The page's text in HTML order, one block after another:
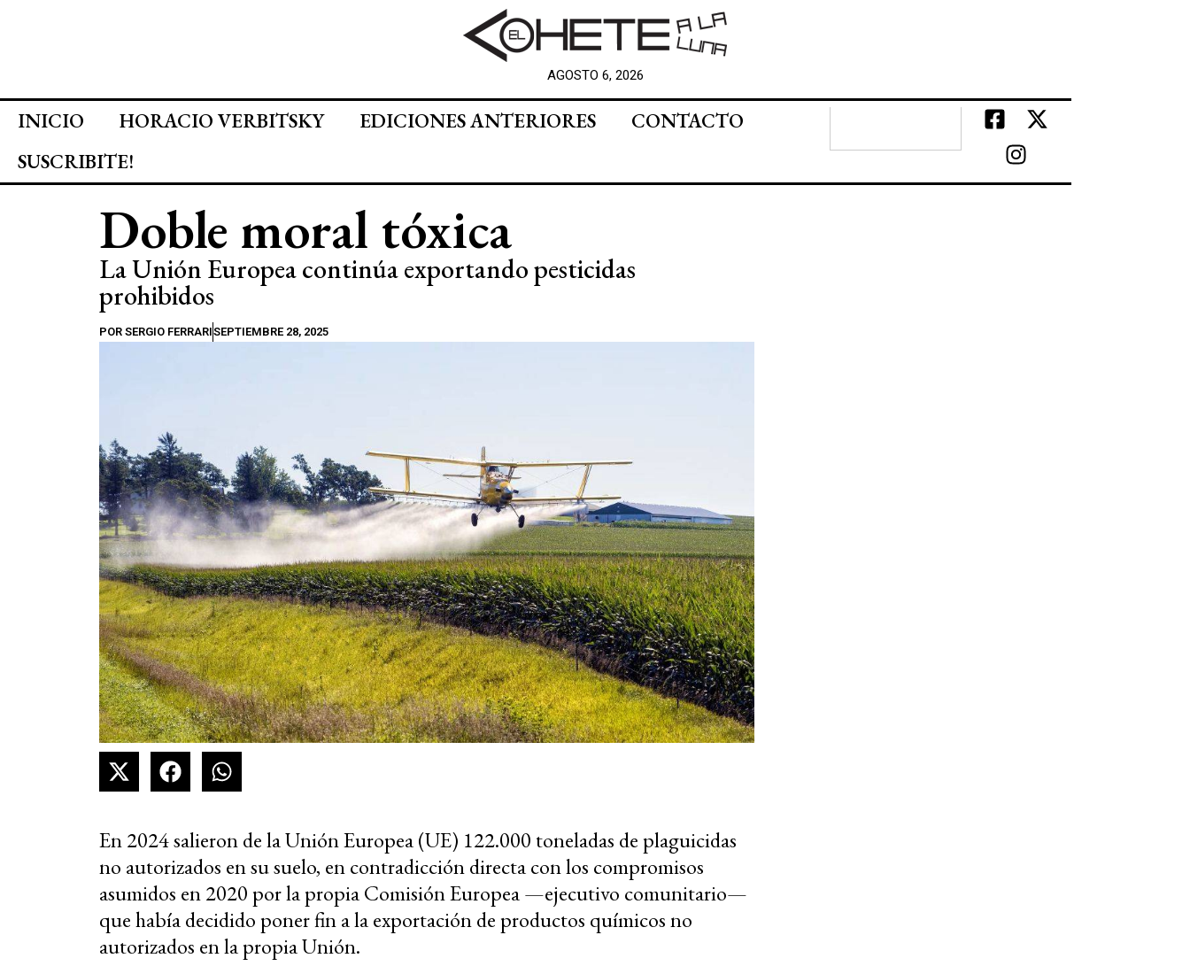
AGOSTO 6, 2026
INICIO HORACIO VERBITSKY EDICIONES ANTERIORES
CONTACTO
SUSCRIBITE!
Doble moral tóxica
La Unión Europea continúa exportando pesticidas
prohibidos
POR SERGIO FERRARISEPTIEMBRE 28, 2025
En 2024 salieron de la Unión Europea (UE) 122.000 toneladas de plaguicidas
no autorizados en su suelo, en contradicción directa con los compromisos
asumidos en 2020 por la propia Comisión Europea —ejecutivo comunitario—
que había decidido poner fin a la exportación de productos químicos no
autorizados en la propia Unión.